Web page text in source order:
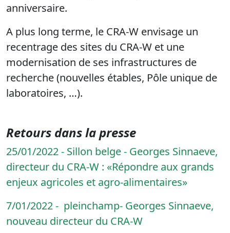
anniversaire.
A plus long terme, le CRA-W envisage un
recentrage des sites du CRA-W et une
modernisation de ses infrastructures de
recherche (nouvelles étables, Pôle unique de
laboratoires, …).
Retours dans la presse
25/01/2022 - Sillon belge - Georges Sinnaeve,
directeur du CRA-W : «Répondre aux grands
enjeux agricoles et agro-alimentaires»
7/01/2022 - pleinchamp- Georges Sinnaeve,
nouveau directeur du CRA-W